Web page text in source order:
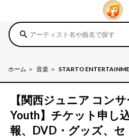
search
ホーム 音楽 STARTO
【関西ジュニア コン
Youth】チケット申し
報、DVD・グッズ、